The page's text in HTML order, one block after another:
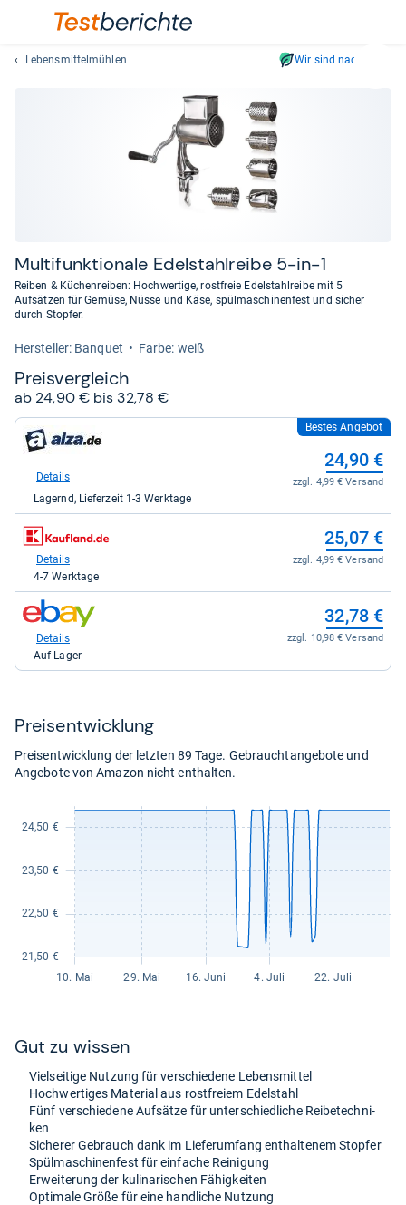
lassen
Lebensmittelmühlen Wir sind nachhaltig
Mul­ti­funk­tio­nale Edel­stahl­reibe 5-​in-​1
Reiben & Küchenreiben: Hochwertige, rostfreie Edelstahlreibe mit 5
Aufsätzen für Gemüse, Nüsse und Käse, spülmaschinenfest und sicher
durch Stopfer.
Her­stel­ler: Banquet Farbe: weiß
Preis­ver­gleich
ab 24,90 € bis 32,78 €
zum
Shop:
alza.de
24,90
Bestes Angebot
24,90 €
zzgl. 4,99 € Versand
Details
Lagernd, Lieferzeit 1-3 Werktage
zum
Shop:
Kaufland.de
25,07
kaufen.
25,07 €
zzgl. 4,99 € Versand
Details
4-7 Werktage
zum
Shop:
eBay
32,78 €
zzgl. 10,98 € Versand
Details
Auf Lager
Preis­ent­wick­lung
Preisentwicklung der letzten 89 Tage. Gebrauchtangebote und
Angebote von Amazon nicht enthalten.
Gut zu wis­sen
Viel­sei­tige Nut­zung für ver­schie­dene Lebens­mit­tel
Hoch­wer­ti­ges Mate­rial aus rost­freiem Edel­stahl
Fünf ver­schie­dene Auf­sätze für unter­schied­li­che Rei­be­tech­ni­
ken
Siche­rer Gebrauch dank im Lie­fe­r­um­fang ent­hal­te­nem Stop­fer
Spül­ma­schi­nen­fest für ein­fa­che Rei­ni­gung
Erwei­te­rung der kuli­na­ri­schen Fähig­kei­ten
Opti­male Größe für eine hand­li­che Nut­zung